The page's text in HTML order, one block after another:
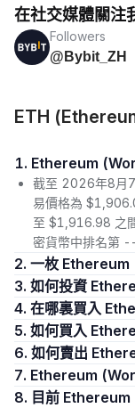
在社交媒體關注
Followers
@Bybit_ZH
ETH
1. Ethereum
截至 2026年8月
易價格為
至 $1,916.98 之
密貨幣中排名第
2. 一枚
3. 如何投資
4. 在哪裏買入
5. 如何買入
6. 如何賣出
7. Ethereum
8. 目前